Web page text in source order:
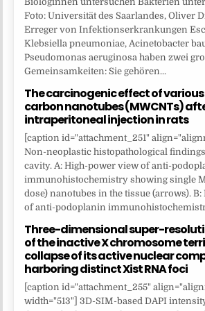
Foto: Universität des Saarlandes, Oliver
Erreger von Infektionserkrankungen
Klebsiella pneumoniae, Acinetobacter
Pseudomonas aeruginosa haben zwei
Gemeinsamkeiten: Sie gehören...
The carcinogenic effect of
carbon nanotubes (MWCNTs)
intraperitoneal injection in rats
[caption id="attachment_251"
Non-neoplastic histopathological
cavity. A: High-power view of anti-
immunohistochemistry showing single
dose) nanotubes in the tissue (arrows).
of anti-podoplanin
Three-dimensional super-
of the inactive X chromosome
collapse of its active nuclear
harboring distinct Xist RNA foci
[caption id="attachment_255"
width="513"] 3D-SIM-based DAPI